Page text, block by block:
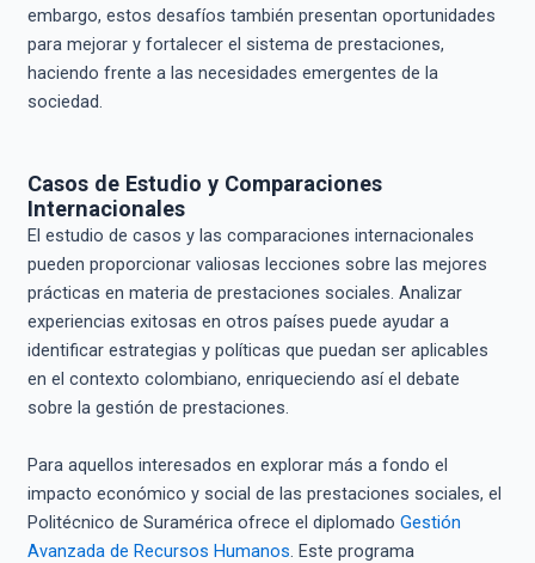
embargo, estos desafíos también presentan oportunidades
para mejorar y fortalecer el sistema de prestaciones,
haciendo frente a las necesidades emergentes de la
sociedad.
Casos de Estudio y Comparaciones
Internacionales
El estudio de casos y las comparaciones internacionales
pueden proporcionar valiosas lecciones sobre las mejores
prácticas en materia de prestaciones sociales. Analizar
experiencias exitosas en otros países puede ayudar a
identificar estrategias y políticas que puedan ser aplicables
en el contexto colombiano, enriqueciendo así el debate
sobre la gestión de prestaciones.
Para aquellos interesados en explorar más a fondo el
impacto económico y social de las prestaciones sociales, el
Politécnico de Suramérica ofrece el diplomado Gestión
Avanzada de Recursos Humanos. Este programa